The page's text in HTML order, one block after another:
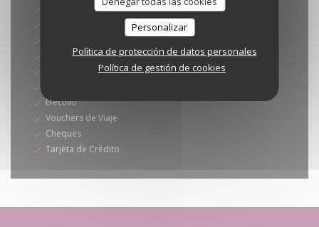
Personalizar
Política de protección de datos personales
Política de gestión de cookies
Vales restaurante (unicamente almuerzo)
Eurocard/Mastercard
Transferencia bancaria
Efectivo
Vouchers de Viaje
Cheques
Tarjeta de Crédito